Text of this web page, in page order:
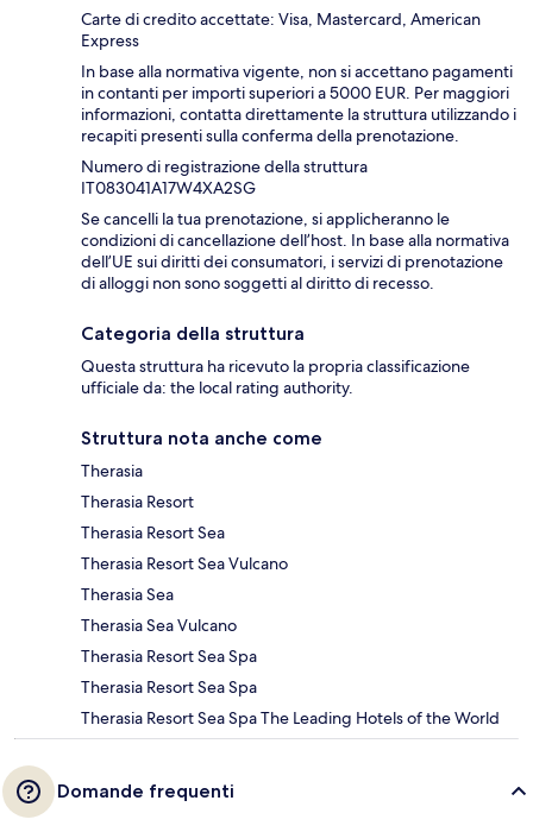
Carte di credito accettate: Visa, Mastercard, American
Express
In base alla normativa vigente, non si accettano pagamenti
in contanti per importi superiori a 5000 EUR. Per maggiori
informazioni, contatta direttamente la struttura utilizzando i
recapiti presenti sulla conferma della prenotazione.
Numero di registrazione della struttura
IT083041A17W4XA2SG
Se cancelli la tua prenotazione, si applicheranno le
condizioni di cancellazione dell’host. In base alla normativa
dell’UE sui diritti dei consumatori, i servizi di prenotazione
di alloggi non sono soggetti al diritto di recesso.
Categoria della struttura
Questa struttura ha ricevuto la propria classificazione
ufficiale da: the local rating authority.
Struttura nota anche come
Therasia
Therasia Resort
Therasia Resort Sea
Therasia Resort Sea Vulcano
Therasia Sea
Therasia Sea Vulcano
Therasia Resort Sea Spa
Therasia Resort Sea Spa
Therasia Resort Sea Spa The Leading Hotels of the World
Domande frequenti